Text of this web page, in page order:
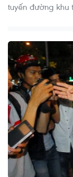
tuyến đường khu